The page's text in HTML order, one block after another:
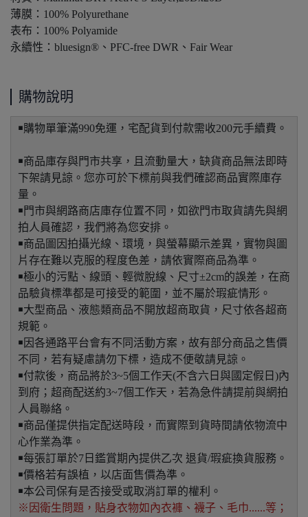
薄膜：100% Polyurethane
表布：100% Polyamide
永續性：bluesign®、PFC-free DWR、Fair Wear
購物說明
￭購物單筆滿990免運，宅配貨到付款需收200元手續費。
￭商品庫存與門市共享，且流動量大，缺貨商品無法即時
下架請見諒。您亦可於下標前與我們確認商品實際庫存
量。
￭門市與網路商店庫存位置不同，如欲門市取貨請先與網
拍人員確認，我們將為您安排。
￭商品圖因拍攝光線、環境，與螢幕顯示差異，實物與圖
片存在難以克服的程度色差，請依實際商品為準。
￭極小的污點、線頭、輕微脫線、尺寸±2cm的誤差，在商
品驗貨標準都是可接受的範圍，並不屬於瑕疵情形。
￭大型商品、液態類商品不開放超商取貨，尺寸依各超商
規範。
￭因各通路平台會有不同活動方案，故有部分商品之售價
不同，若有疑慮請勿下標，造成不便敬請見諒。
￭付款後，商品將於3~5個工作天(不含六日與國定假日)內
到府；超商配送約3~7個工作天，若為急件請提前與網拍
人員聯絡。
￭商品僅提供指定配送時段，而實際到貨時間請依物流中
心作業為準。
￭每張訂單於7日鑑賞期內提供乙次 退貨/瑕疵換貨服務。
￭價格若有誤植，以店面售價為準。
￭本公司保有是否接受或取消訂單的權利。
※因衛生問題，貼身衣物如內衣褲、襪子、毛巾......等；